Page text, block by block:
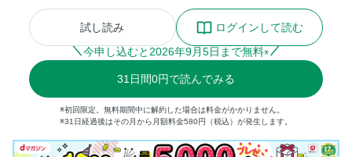
試し読み
ログインして読む
今申し込むと 2026年9月5日まで無料※
31 日間0円で読んでみる
※初回限定。無料期間中に解約した場合は料金がかかりません。
※31日経過後はその月から月額料金580円（税込）が発生します。